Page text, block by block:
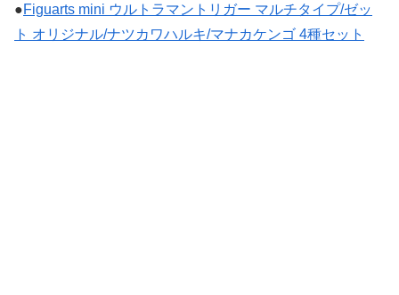
●Figuarts mini ウルトラマントリガー マルチタイプ/ゼッ
ト オリジナル/ナツカワハルキ/マナカケンゴ 4種セット